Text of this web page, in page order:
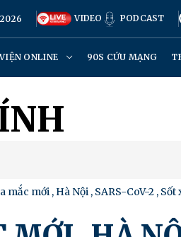
VIDEO PODCAST
ONLINE 90S CỨU MẠNG
mắc mới , Hà Nội , SARS-CoV-2 , Sốt